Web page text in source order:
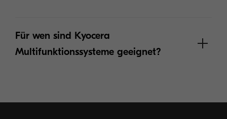
Für wen sind Kyocera
Multifunktionssysteme geeignet?